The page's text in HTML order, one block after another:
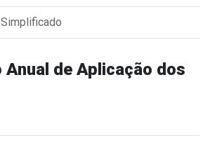
Anual de Aplicação dos